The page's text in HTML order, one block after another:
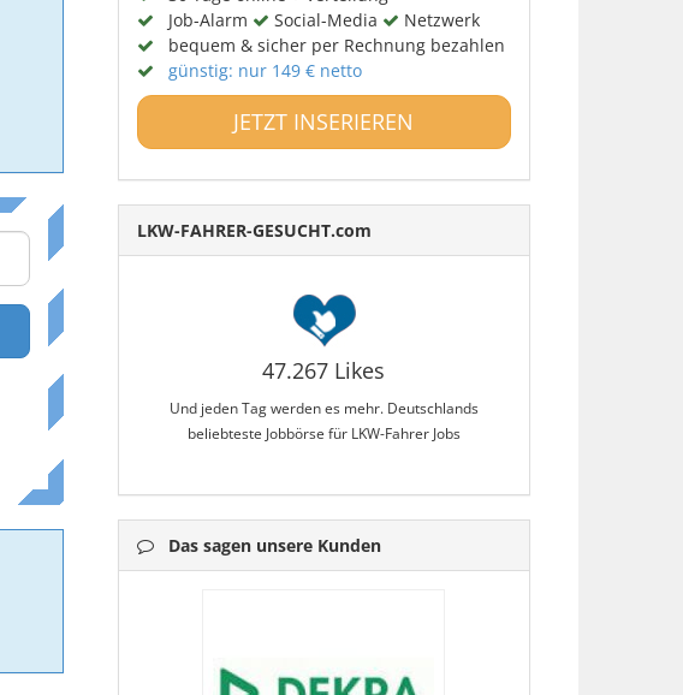
Job-Alarm
Social-Media
Netzwerk
bequem & sicher per Rechnung bezahlen
günstig: nur 149 € netto
JETZT INSERIEREN
LKW-FAHRER-GESUCHT.com
47.267 Likes
Und jeden Tag werden es mehr. Deutschlands
beliebteste Jobbörse für LKW-Fahrer Jobs
Das sagen unsere Kunden